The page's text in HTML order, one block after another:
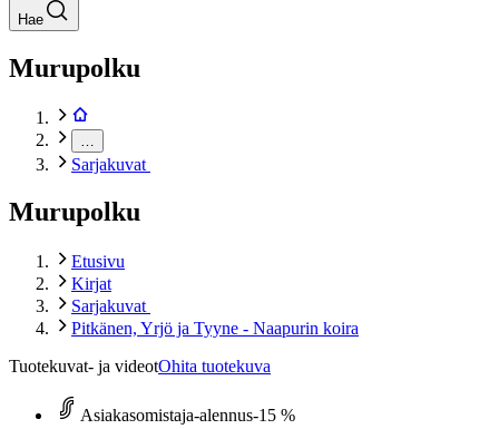
Hae
Murupolku
Sarjakuvat
Murupolku
Etusivu
Kirjat
Sarjakuvat
Pitkänen, Yrjö ja Tyyne - Naapurin koira
Tuotekuvat- ja videotOhita tuotekuva
Asiakasomistaja-alennus-15 %